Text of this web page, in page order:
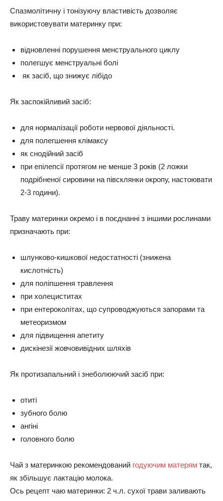
Спазмолітичну і тонізуючу властивість дозволяє
використовувати материнку при:
відновленні порушення менструального циклу
полегшує менструальні болі
як засіб, що знижує лібідо
Як заспокійливий засіб:
для нормалізації роботи нервової діяльності.
для полегшення клімаксу
як снодійний засіб
при епілепсії протягом не менше 3 років (2 ложки
подрібненої сировини на півсклянки окропу, настоювати
2-3 години).
Траву материнки окремо і в поєднанні з іншими рослинами
призначають при:
шлунково-кишкової недостатності (знижена
кислотність)
для поліпшення травлення
при холециститах
при ентероколітах, що супроводжуються запорами та
метеоризмом
для підвищення апетиту
дискінезії жовчовивідних шляхів
Як протизапальний і знеболюючий засіб при:
отиті
зубного болю
ангіні
головного болю
Чай з материнкою рекомендований годуючим матерям так,
як збільшує лактацію молока.
Ось рецепт чаю материнки: 2 ч.л. сухої трави заливають